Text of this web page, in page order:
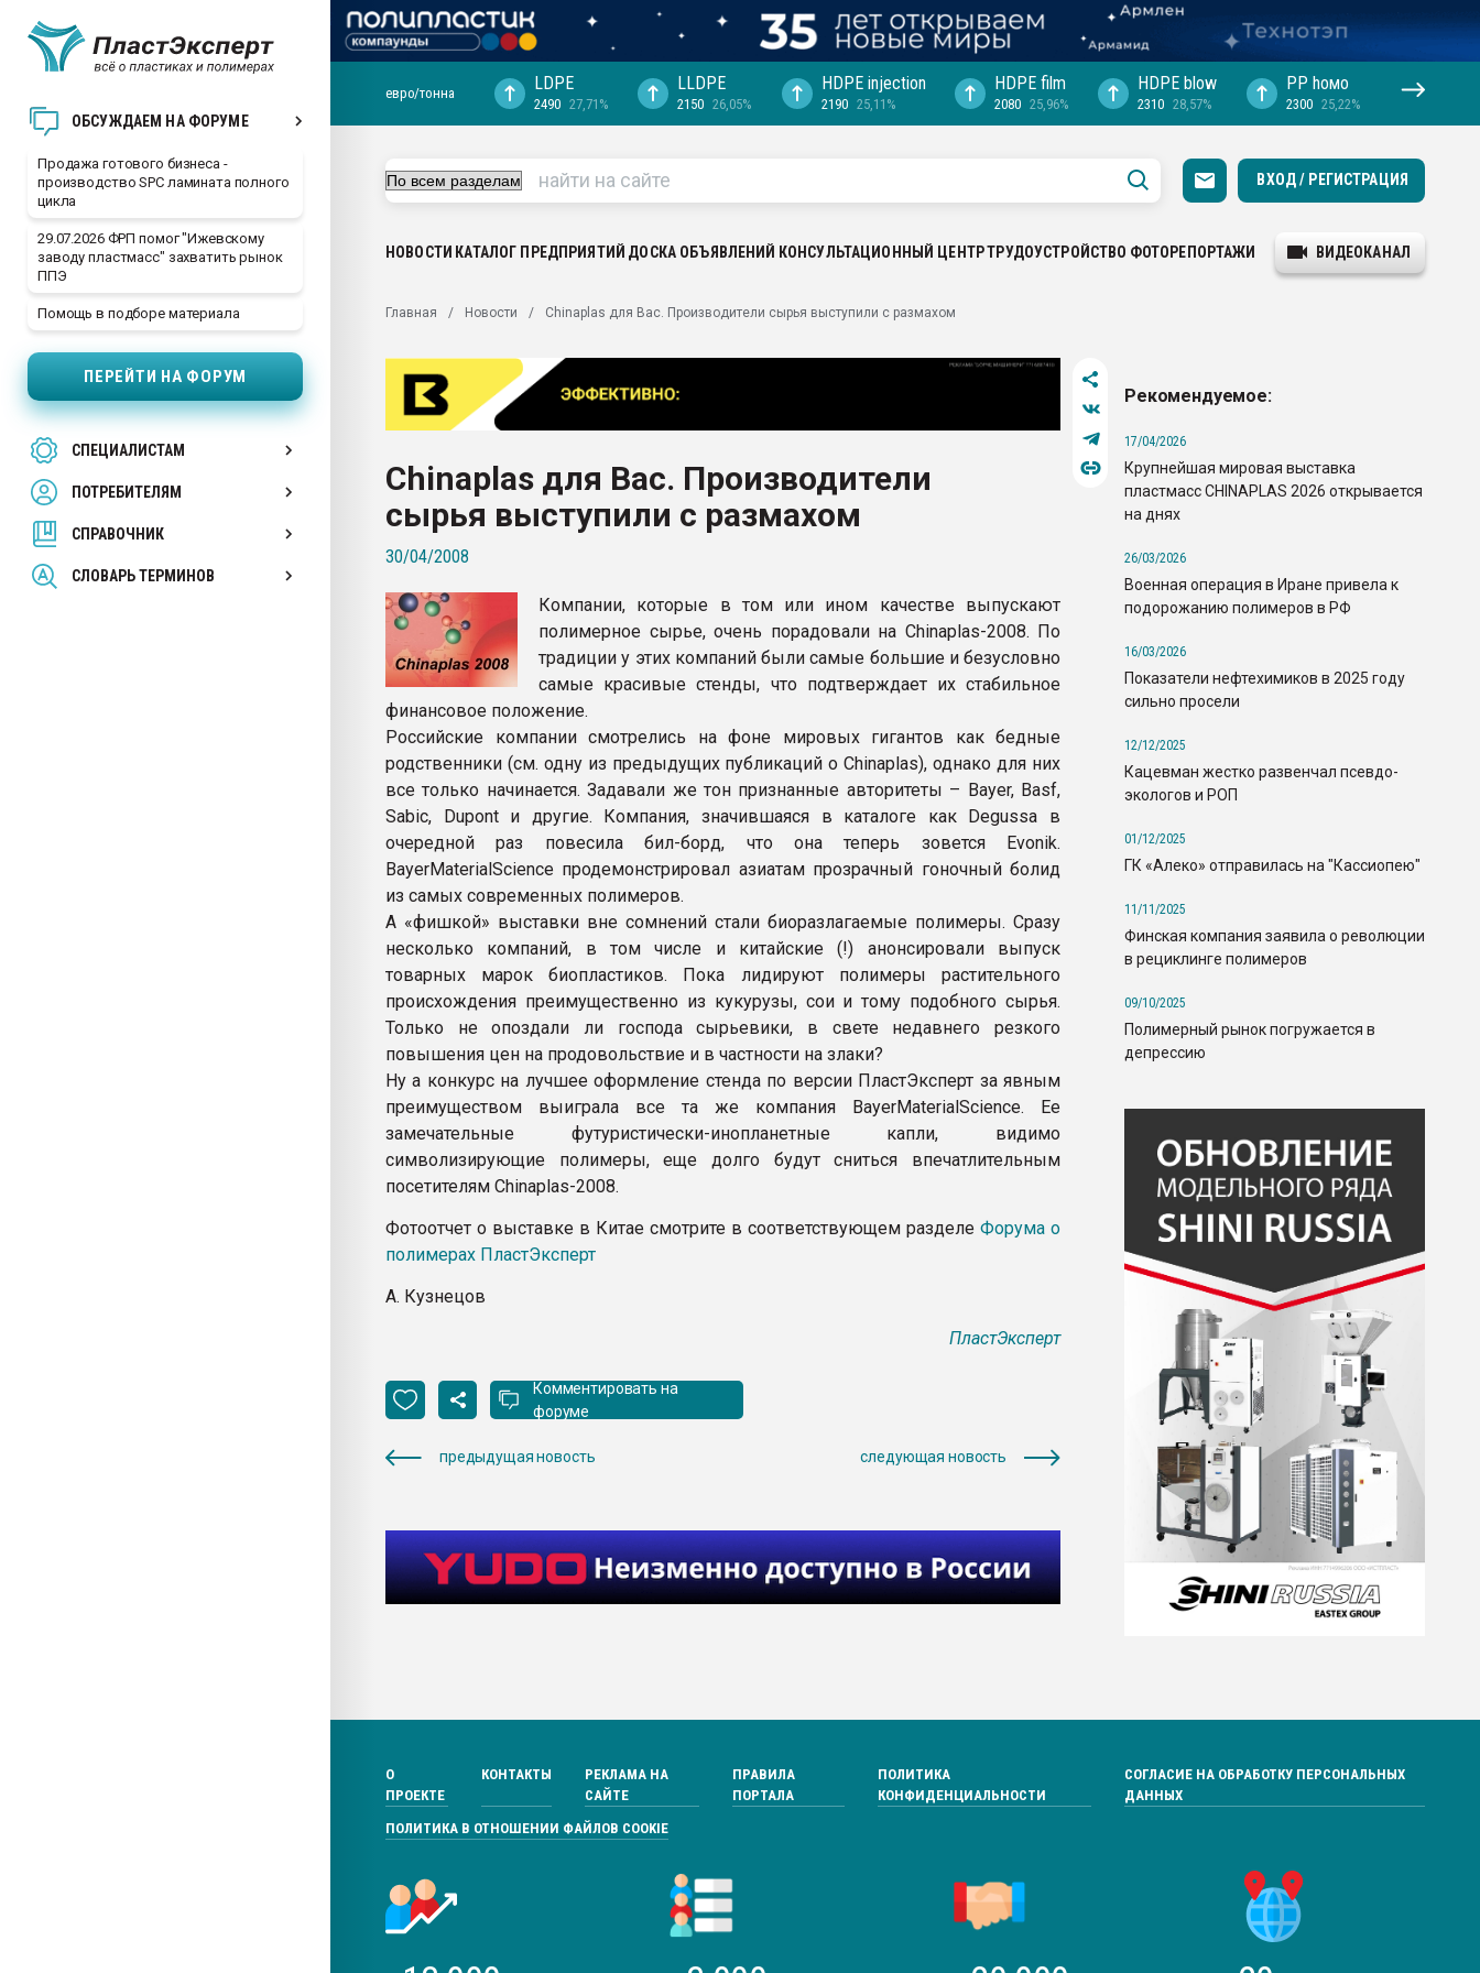
ОБСУЖДАЕМ НА ФОРУМЕ
Продажа готового бизнеса -
производство SPC ламината полного
цикла
29.07.2026 ФРП помог "Ижевскому
заводу пластмасс" захватить рынок
ППЭ
Помощь в подборе материала
ПЕРЕЙТИ НА ФОРУМ
СПЕЦИАЛИСТАМ
ПОТРЕБИТЕЛЯМ
СПРАВОЧНИК
СЛОВАРЬ ТЕРМИНОВ
28.07.2026 "Технониколь" довольна
Всё, что касается выдува ПЭТ
Материал поверхности пуансона для
Продам отходы Композиция
поликарбоната и АБС-пластика
Armaloy PC/ABS-1IM черный цвет
Профильная литература. Продажа,
покупка, обмен
евро/тонна LDPE
2490 27,71%
LLDPE
2150 26,05%
HDPE injection
2190 25,11%
HDPE film
2080 25,96%
HDPE blow
2310 28,57%
PP hомо
2300 25,22%
ВХОД / РЕГИСТРАЦИЯ
НОВОСТИ КАТАЛОГ ПРЕДПРИЯТИЙ ДОСКА ОБЪЯВЛЕНИЙ КОНСУЛЬТАЦИОННЫЙ ЦЕНТРТРУДОУСТРОЙСТВО ФОТОРЕПОРТАЖИ ВИДЕОКАНАЛ
Главная Новости Chinaplas для Вас. Производители сырья выступили с размахом
Chinaplas для Вас. Производители
сырья выступили с размахом
30/04/2008
Компании, которые в том или ином качестве выпускают
полимерное сырье, очень порадовали на Chinaplas-2008. По
традиции у этих компаний были самые большие и безусловно
самые красивые стенды, что подтверждает их стабильное
финансовое положение.
Российские компании смотрелись на фоне мировых гигантов как бедные
родственники (см. одну из предыдущих публикаций о Chinaplas), однако для них
все только начинается. Задавали же тон признанные авторитеты – Bayer, Basf,
Sabic, Dupont и другие. Компания, значившаяся в каталоге как Degussa в
очередной раз повесила бил-борд, что она теперь зовется Evonik.
BayerMaterialScience продемонстрировал азиатам прозрачный гоночный болид
из самых современных полимеров.
А «фишкой» выставки вне сомнений стали биоразлагаемые полимеры. Сразу
несколько компаний, в том числе и китайские (!) анонсировали выпуск
товарных марок биопластиков. Пока лидируют полимеры растительного
происхождения преимущественно из кукурузы, сои и тому подобного сырья.
Только не опоздали ли господа сырьевики, в свете недавнего резкого
повышения цен на продовольствие и в частности на злаки?
Ну а конкурс на лучшее оформление стенда по версии ПластЭксперт за явным
преимуществом выиграла все та же компания BayerMaterialScience. Ее
замечательные футуристически-инопланетные капли, видимо
символизирующие полимеры, еще долго будут сниться впечатлительным
посетителям Chinaplas-2008.
Фотоотчет о выставке в Китае смотрите в соответствующем разделе Форума о
полимерах ПластЭксперт
А. Кузнецов
ПластЭксперт
Комментировать на
форуме
предыдущая новость следующая новость
Рекомендуемое:
17/04/2026
Крупнейшая мировая выставка
пластмасс CHINAPLAS 2026 открывается
на днях
26/03/2026
Военная операция в Иране привела к
подорожанию полимеров в РФ
16/03/2026
Показатели нефтехимиков в 2025 году
сильно просели
12/12/2025
Кацевман жестко развенчал псевдо-
экологов и РОП
01/12/2025
ГК «Алеко» отправилась на "Кассиопею"
11/11/2025
Финская компания заявила о революции
в рециклинге полимеров
09/10/2025
Полимерный рынок погружается в
депрессию
О
ПРОЕКТЕ
КОНТАКТЫ
РЕКЛАМА НА
САЙТЕ
ПРАВИЛА
ПОРТАЛА
ПОЛИТИКА
КОНФИДЕНЦИАЛЬНОСТИ
СОГЛАСИЕ НА ОБРАБОТКУ ПЕРСОНАЛЬНЫХ
ДАННЫХ
ПОЛИТИКА В ОТНОШЕНИИ ФАЙЛОВ COOKIE